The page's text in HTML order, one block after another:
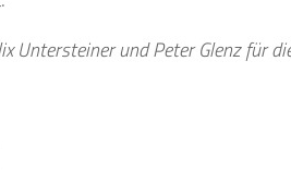
Untersteiner und Peter Glenz für